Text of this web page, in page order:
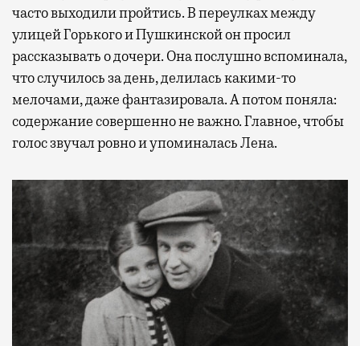
часто выходили пройтись. В переулках между
улицей Горького и Пушкинской он просил
рассказывать о дочери. Она послушно вспоминала,
что случилось за день, делилась какими-то
мелочами, даже фантазировала. А потом поняла:
содержание совершенно не важно. Главное, чтобы
голос звучал ровно и упоминалась Лена.